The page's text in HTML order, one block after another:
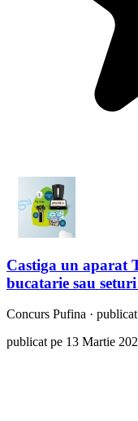
Castiga un aparat
bucatarie sau
Concurs Pufina ·
publicat pe 13 Martie